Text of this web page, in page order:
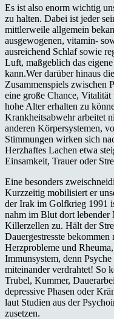
Es ist also enorm wichtig
zu halten. Dabei ist jeder
mittlerweile allgemein
ausgewogenen, vitamin-
ausreichend Schlaf sowie
Luft, maßgeblich das
kann.Wer darüber hinaus
Zusammenspiels zwischen
eine große Chance, Vitalität
hohe Alter erhalten zu
Krankheitsabwehr arbeitet
anderen Körpersystemen,
Stimmungen wirken sich
Herzhaftes Lachen etwa
Einsamkeit, Trauer oder
Eine besonders
Kurzzeitig mobilisiert er
der Irak im Golfkrieg 1991
nahm im Blut dort
Killerzellen zu. Hält der
Dauergestresste
Herzprobleme und
Immunsystem, denn
miteinander verdrahtet! So
Trubel, Kummer,
depressive Phasen oder
laut Studien aus der
zusetzen.